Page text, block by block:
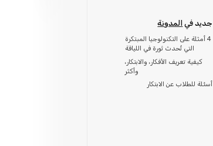
جديد في المدونة
4 أمثلة على التكنولوجيا المبتكرة
التي تُحدث ثورة في اللياقة
كيفية تعريف الأفكار، والابتكار،
وأكثر
أسئلة للطلاب عن الابتكار